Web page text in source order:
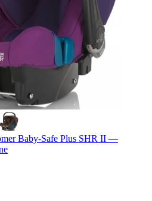
Baby-Safe Plus SHR II —